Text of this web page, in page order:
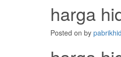
harga
Posted on by